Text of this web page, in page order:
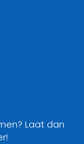
Laat dan